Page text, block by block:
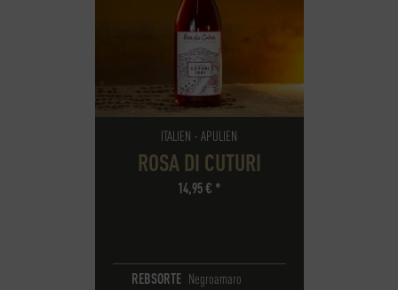
ITALIEN - APULIEN
ROSA DI CUTURI
14,95€ *
REBSORTE Negroamaro